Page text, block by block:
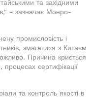
та західними
- зазначає Монро-
промисловість і
змагатися з Китаєм
Причина криється
процесах сертифікації
та контроль якості в